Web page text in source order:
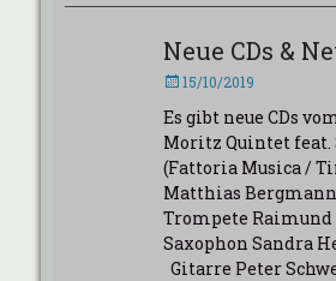
Neue CDs &
Veröffentlicht
15/10/2019
Es gibt neue CDs
Moritz Quintet feat.
(Fattoria Musica /
Matthias
Trompete
Saxophon Sandra
Gitarre Peter